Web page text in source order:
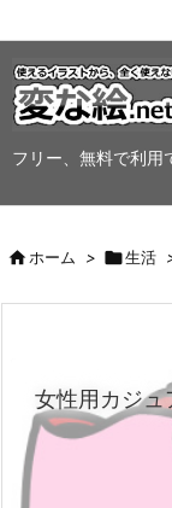
フリー、無料で利用
ホーム > 生活
女性用カジュ